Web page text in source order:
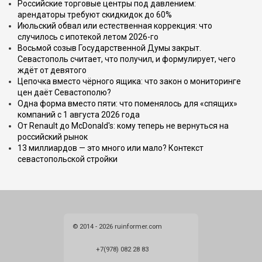
Российские торговые центры под давлением:
арендаторы требуют скидкидок до 60%
Июльский обвал или естественная коррекция: что
случилось с ипотекой летом 2026-го
Восьмой созыв Государственной Думы закрыт.
Севастополь считает, что получил, и формулирует, чего
ждёт от девятого
Цепочка вместо чёрного ящика: что закон о мониторинге
цен даёт Севастополю?
Одна форма вместо пяти: что поменялось для «спящих»
компаний с 1 августа 2026 года
От Renault до McDonald's: кому теперь не вернуться на
российский рынок
13 миллиардов — это много или мало? Контекст
севастопольской стройки
© 2014 - 2026 ruinformer.com
+7(978) 082 28 83